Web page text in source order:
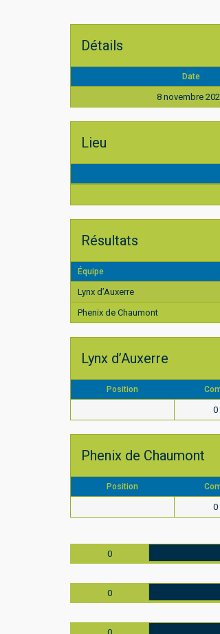
Détails
Date
8 novembre
Lieu
Résultats
Équipe
Lynx d’Auxerre
Phenix de Chaumont
Lynx d’Auxerre
Position
0
Phenix de Chaumont
Position
0
0
0